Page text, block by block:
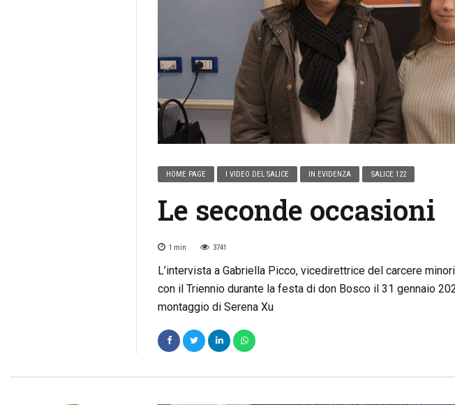
HOME PAGE I VIDEO DEL SALICE IN EVIDENZA SALICE 122
Le seconde occasioni
1 min 3741
L’intervista a Gabriella Picco, vicedirettrice del carcere
con il Triennio durante la festa di don Bosco il 31 gennaio
montaggio di Serena Xu